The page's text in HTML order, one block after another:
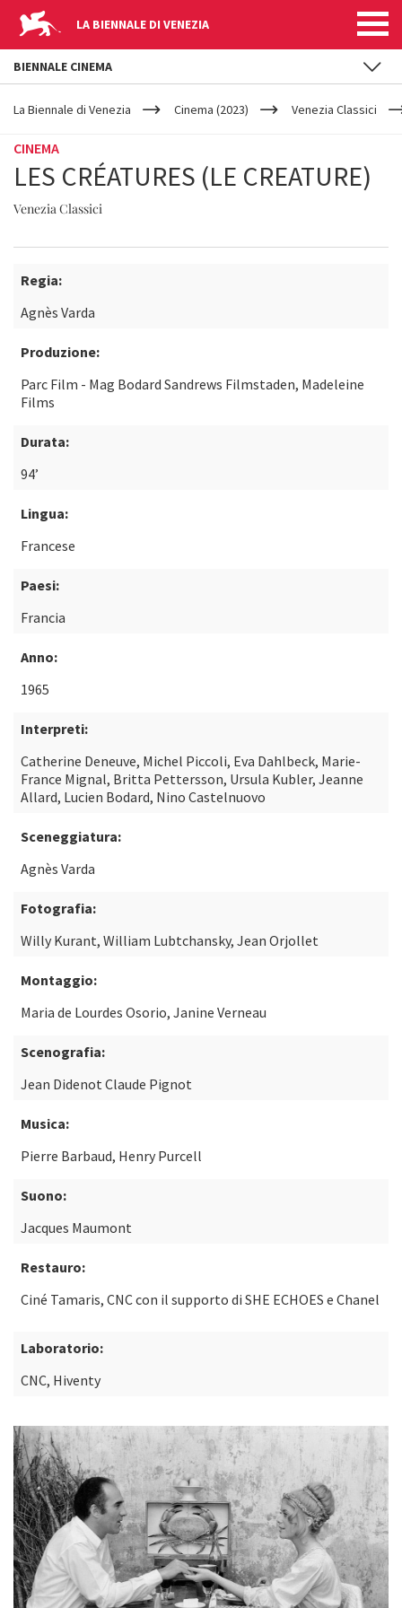
LA BIENNALE DI VENEZIA
YOUR
ARE
La Biennale di Venezia Cinema (2023) Venezia Classici
CINEMA
LES CRÉATURES (LE CREATURE)
Venezia Classici
Regia:
Agnès Varda
Produzione:
Parc Film - Mag Bodard Sandrews Filmstaden, Madeleine
Films
Durata:
94’
Lingua:
Francese
Paesi:
Francia
Anno:
1965
Interpreti:
Catherine Deneuve, Michel Piccoli, Eva Dahlbeck, Marie-
France Mignal, Britta Pettersson, Ursula Kubler, Jeanne
Allard, Lucien Bodard, Nino Castelnuovo
Sceneggiatura:
Agnès Varda
Fotografia:
Willy Kurant, William Lubtchansky, Jean Orjollet
Montaggio:
Maria de Lourdes Osorio, Janine Verneau
Scenografia:
Jean Didenot Claude Pignot
Musica:
Pierre Barbaud, Henry Purcell
Suono:
Jacques Maumont
Restauro:
Ciné Tamaris, CNC con il supporto di SHE ECHOES e Chanel
Laboratorio:
CNC, Hiventy
BIENNALE CINEMA